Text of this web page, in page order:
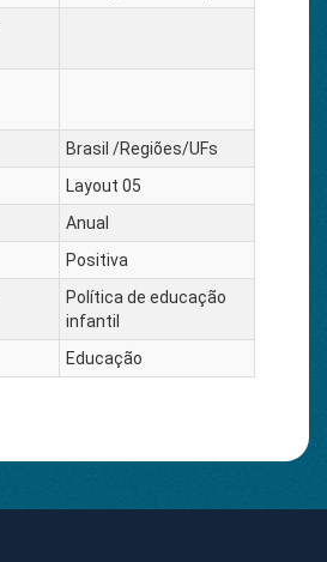
Brasil /Regiões/UFs
Layout 05
Anual
Positiva
Política de educação
infantil
Educação